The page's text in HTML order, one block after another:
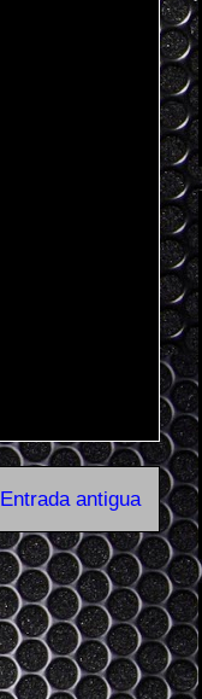
Entrada antigua